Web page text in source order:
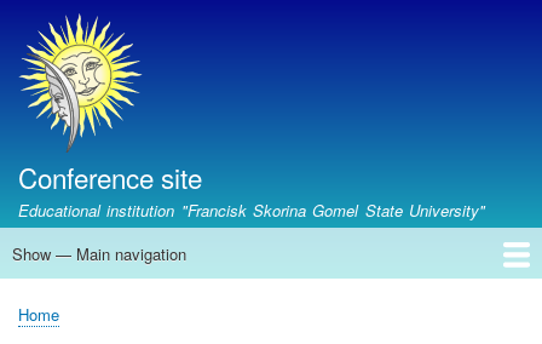
Conference site
Educational institution "Francisk Skorina Gomel State University"
Main
Show — Main navigation
Главная
Upcoming conferences
Conferences archive
Contacts
Breadcrumb
Home